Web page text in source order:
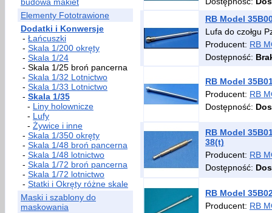
Elementy Fototrawione
Dodatki i Konwersje
- Łańcuszki
- Skala 1/200 okręty
- Skala 1/24
- Skala 1/25 broń pancerna
- Skala 1/32 Lotnictwo
- Skala 1/33 Lotnictwo
- Skala 1/35
- Liny holownicze
- Lufy
- Żywice i inne
- Skala 1/350 okręty
- Skala 1/48 broń pancerna
- Skala 1/48 lotnictwo
- Skala 1/72 broń pancerna
- Skala 1/72 lotnictwo
- Statki i Okręty różne skale
Maski i szablony do
maskowania
RB Model
Lufa do czołgu
Producent: RB
Dostępność:
RB Model
Producent: RB
Dostępność:
RB Model
38(t)
Producent: RB
Dostępność:
RB Model
Producent: RB